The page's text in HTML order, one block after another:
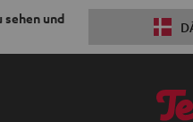
sehen und